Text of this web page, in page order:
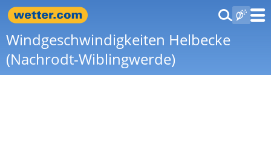
Windgeschwindigkeiten Helbecke
(Nachrodt-Wiblingwerde)